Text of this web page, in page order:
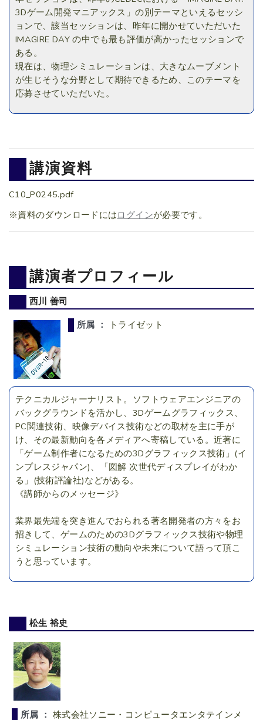
3Dゲーム開発マニアックス」の別テーマといえるセッシ
ョンで、該当セッションは、昨年に開かせていただいた
IMAGIRE DAY の中でも最も評価が高かったセッションで
ある。
現在は、物理シミュレーションは、大きなムーブメント
が生じそうな分野として期待できるため、このテーマを
応募させていただいた。
講演資料
C10_P0245.pdf
※資料のダウンロードには ログインが必要です。
講演者プロフィール
西川 善司
所属 ：
トライゼット
テクニカルジャーナリスト。ソフトウェアエンジニアの
バックグラウンドを活かし、3Dゲームグラフィックス、
PC関連技術、映像デバイス技術などの取材を主に手が
け、その最新動向を各メディアへ寄稿している。近著に
「ゲーム制作者になるための3Dグラフィックス技術」(イ
ンプレスジャパン)、「図解 次世代ディスプレイがわか
る」(技術評論社)などがある。
《講師からのメッセージ》
業界最先端を突き進んでおられる著名開発者の方々をお
招きして、ゲームのための3Dグラフィックス技術や物理
シミュレーション技術の動向や未来について語って頂こ
うと思っています。
松生 裕史
所属 ： 株式会社ソニー・コンピュータエンタテインメ